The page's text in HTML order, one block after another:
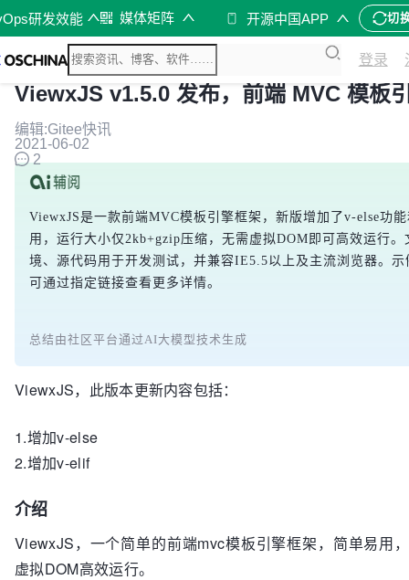
研发效能 媒体矩阵 开源中国APP 切
登录
ViewxJS v1.5.0 发布，前端 MVC 模板
编辑:Gitee快讯
2021-06-02
2
ViewxJS是一款前端MVC模板引擎框架，新版增加了v-else功
用，运行大小仅2kb+gzip压缩，无需虚拟DOM即可高效运行
境、源代码用于开发测试，并兼容IE5.5以上及主流浏览器。
可通过指定链接查看更多详情。
总结由社区平台通过AI大模型技术生成
ViewxJS，此版本更新内容包括：
1.增加v-else
2.增加v-elif
介绍
ViewxJS，一个简单的前端mvc模板引擎框架，简单易用
虚拟DOM高效运行。